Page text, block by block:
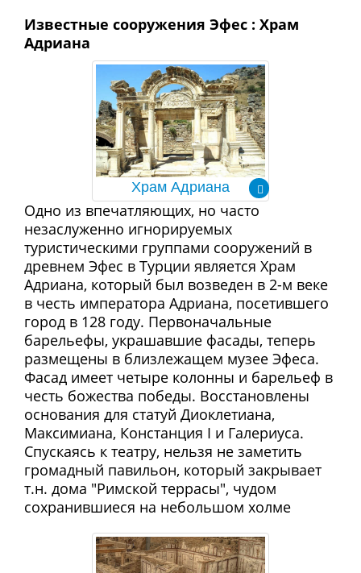
Известные сооружения Эфес : Храм
Адриана
Храм Адриана
Одно из впечатляющих, но часто
незаслуженно игнорируемых
туристическими группами сооружений в
древнем Эфес в Турции является Храм
Адриана, который был возведен в 2-м веке
в честь императора Адриана, посетившего
город в 128 году. Первоначальные
барельефы, украшавшие фасады, теперь
размещены в близлежащем музее Эфеса.
Фасад имеет четыре колонны и барельеф в
честь божества победы. Восстановлены
основания для статуй Диоклетиана,
Максимиана, Констанция I и Галериуса.
Спускаясь к театру, нельзя не заметить
громадный павильон, который закрывает
т.н. дома "Римской террасы", чудом
сохранившиеся на небольшом холме